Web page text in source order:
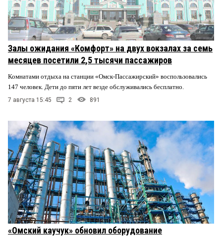
Залы ожидания «Комфорт» на двух вокзалах за семь
месяцев посетили 2,5 тысячи пассажиров
Комнатами отдыха на станции «Омск-Пассажирский» воспользовались
147 человек. Дети до пяти лет везде обслуживались бесплатно.
7 августа 15:45 2 891
«Омский каучук» обновил оборудование